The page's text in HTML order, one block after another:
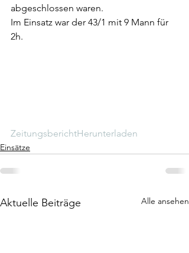
abgeschlossen waren.
Im Einsatz war der 43/1 mit 9 Mann für
2h.
ZeitungsberichtHerunterladen
Einsätze
Aktuelle Beiträge Alle ansehen